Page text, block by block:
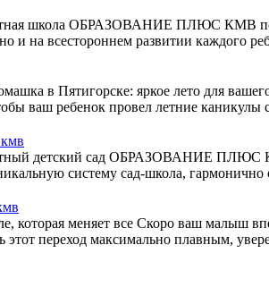
школа ОБРАЗОВАНИЕ ПЛЮС
и на всестороннем развитии каждого
в Пятигорске: яркое лето для
ваш ребенок провел летние каникулы
детский сад ОБРАЗОВАНИЕ ПЛЮС
систему сад-школа,
которая меняет все Скоро ваш малыш
переход максимально плавным,